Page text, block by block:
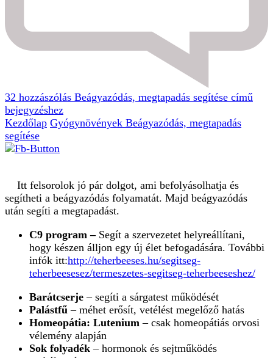
32 hozzászólás Beágyazódás, megtapadás segítése című
bejegyzéshez
Kezdőlap Gyógynövények Beágyazódás, megtapadás
segítése
Itt felsorolok jó pár dolgot, ami befolyásolhatja és
segítheti a beágyazódás folyamatát. Majd beágyazódás
után segíti a megtapadást.
C9 program – Segít a szervezetet helyreállítani,
hogy készen álljon egy új élet befogadására. További
infók itt:http://teherbeeses.hu/segitseg-
teherbeesesez/termeszetes-segitseg-teherbeeseshez/
Barátcserje – segíti a sárgatest működését
Palástfű – méhet erősít, vetélést megelőző hatás
Homeopátia: Lutenium – csak homeopátiás orvosi
vélemény alapján
Sok folyadék – hormonok és sejtműködés